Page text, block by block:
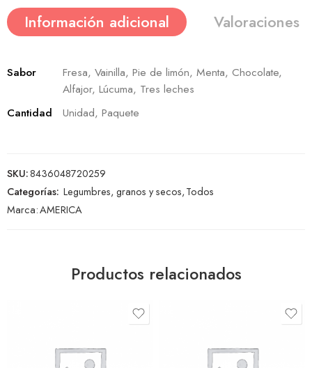
Información adicional Valoraciones
Sabor
Fresa, Vainilla, Pie de limón, Menta, Chocolate,
Alfajor, Lúcuma, Tres leches
Cantidad
Unidad, Paquete
SKU:8436048720259
Categorías: Legumbres, granos y secos,Todos
Marca:AMERICA
Productos relacionados